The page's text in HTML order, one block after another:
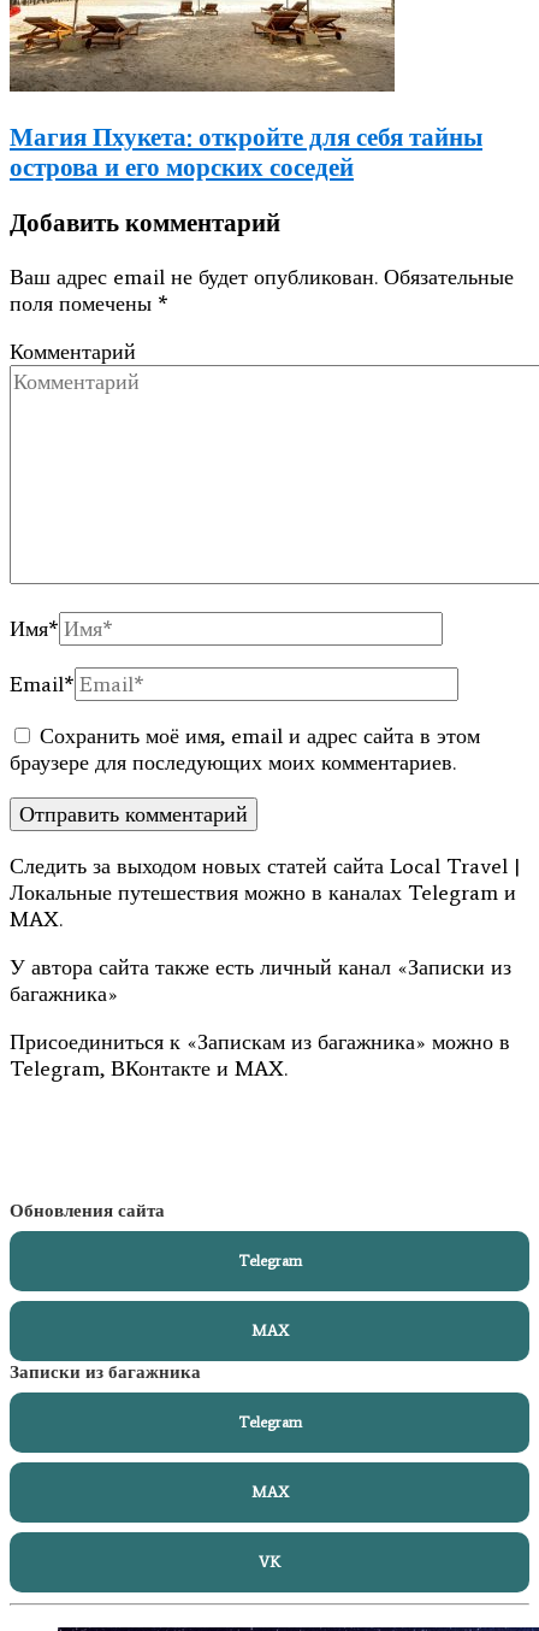
Магия Пхукета: откройте для себя тайны
острова и его морских соседей
Добавить комментарий
Ваш адрес email не будет опубликован. Обязательные
поля помечены *
Комментарий
Имя*
Email*
Сохранить моё имя, email и адрес сайта в этом
браузере для последующих моих комментариев.
Следить за выходом новых статей сайта Local Travel |
Локальные путешествия можно в каналах Telegram и
MAX.
У автора сайта также есть личный канал «Записки из
багажника»
Присоединиться к «Запискам из багажника» можно в
Telegram, ВКонтакте и MAX.
Обновления сайта
Telegram
MAX
Записки из багажника
Telegram
MAX
VK